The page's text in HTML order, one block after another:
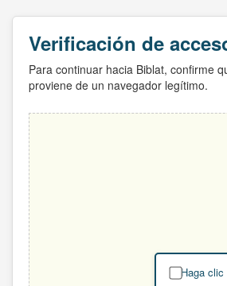
Verificación de
Para continuar hacia Biblat, confirme
proviene de un navegador legítimo.
Haga clic